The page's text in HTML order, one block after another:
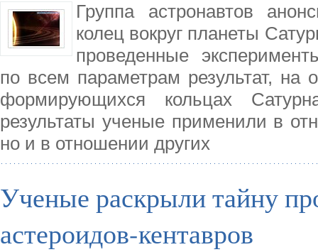
Группа астронавтов
колец вокруг планеты
проведенные
по всем параметрам результат, на
формирующихся кольцах
результаты ученые применили в
но и в отношении других
Ученые раскрыли тайну
астероидов-кентавров